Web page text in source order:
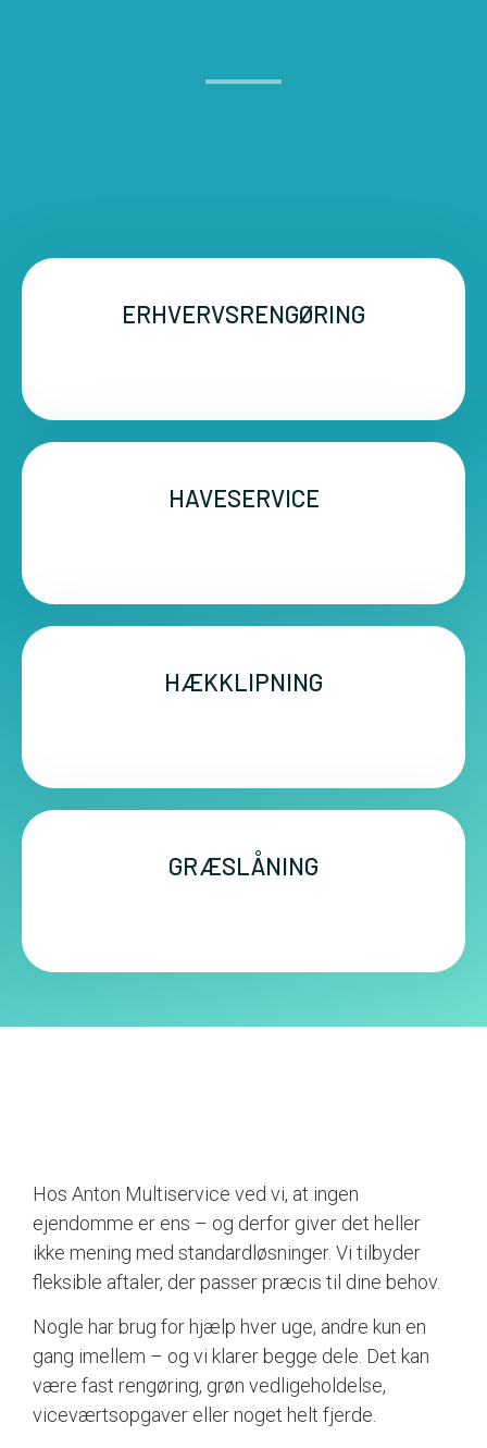
ERHVERVSRENGØRING
HAVESERVICE
HÆKKLIPNING
GRÆSLÅNING
Hos Anton Multiservice ved vi, at ingen
ejendomme er ens – og derfor giver det heller
ikke mening med standardløsninger. Vi tilbyder
fleksible aftaler, der passer præcis til dine behov.
Nogle har brug for hjælp hver uge, andre kun en
gang imellem – og vi klarer begge dele. Det kan
være fast rengøring, grøn vedligeholdelse,
viceværtsopgaver eller noget helt fjerde.